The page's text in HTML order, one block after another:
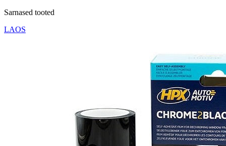
Sarnased tooted
LAOS